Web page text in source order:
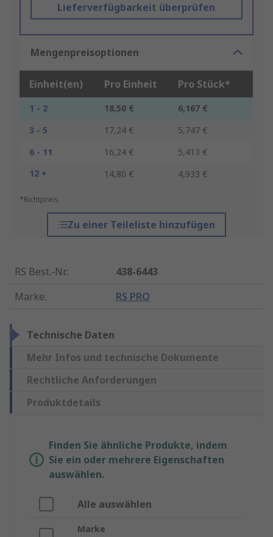
Lieferverfügbarkeit überprüfen
Mengenpreisoptionen
Einheit(en) Pro Einheit Pro Stück*
1 - 2 18,50 €
6,167 €
3 - 5
17,24 €
5,747 €
6 - 11
16,24 €
5,413 €
12 +
14,80 € 4,933 €
*Richtpreis
Zu einer Teileliste hinzufügen
RS Best.-Nr.:
438-6443
Marke: RS PRO
Technische Daten
Mehr Infos und technische Dokumente
Rechtliche Anforderungen
Produktdetails
Finden Sie ähnliche Produkte, indem
Sie ein oder mehrere Eigenschaften
auswählen.
Alle auswählen
Marke